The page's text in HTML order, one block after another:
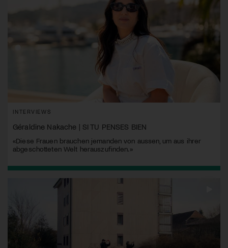
INTERVIEWS
Géraldine Nakache | SI TU PENSES BIEN
«Diese Frauen brauchen jemanden von aussen, um aus ihrer
abgeschotteten Welt herauszufinden.»